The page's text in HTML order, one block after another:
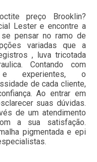
preço Brooklin?
Lester e encontre a
pensar no ramo de
variadas que a
, luva tricotada
Contando com
e experientes, o
de cada cliente,
Ao entrar em
suas dúvidas.
de um atendimento
a sua satisfação.
pigmentada e epi